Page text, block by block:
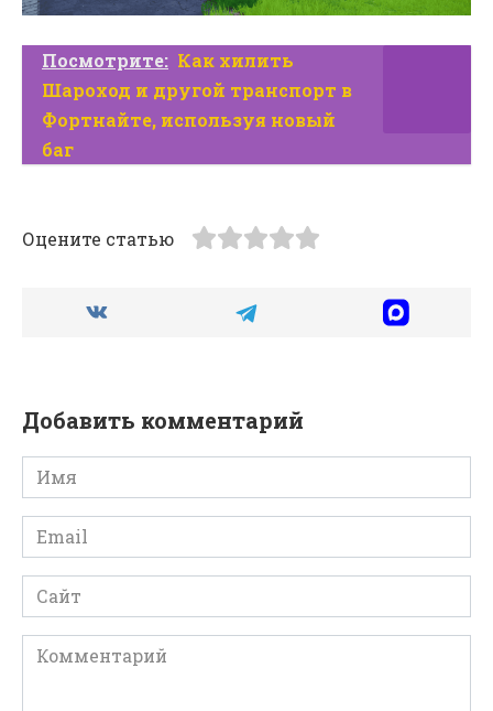
Посмотрите: Как хилить
Шароход и другой транспорт в
Фортнайте, используя новый
баг
Оцените статью
Добавить комментарий
Имя
*
Email
*
Сайт
Комментарий